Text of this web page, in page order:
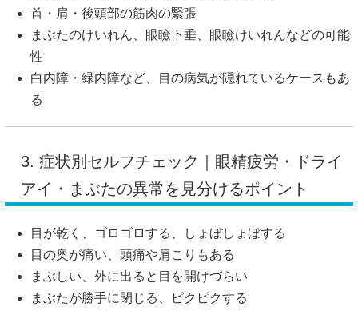
首・肩・後頭部の筋肉の緊張
まぶたのけいれん、眼瞼下垂、眼瞼けいれんなどの可能
性
白内障・緑内障など、目の病気が隠れているケースもあ
る
3. 症状別セルフチェック｜眼精疲労・ドライ
アイ・まぶたの異常を見分けるポイント
目が乾く、ゴロゴロする、しょぼしょぼする
目の奥が痛い、頭痛や肩こりもある
まぶしい、外に出ると目を開けづらい
まぶたが勝手に閉じる、ピクピクする